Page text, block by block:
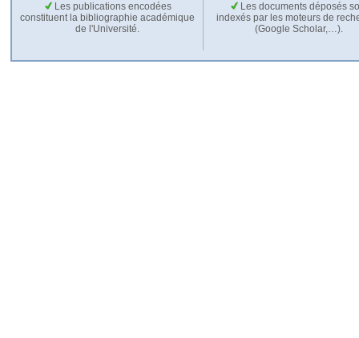
Les publications encodées
constituent la bibliographie académique
de l'Université.
Les documents déposés
indexés par les moteurs de
(Google Scholar,…).